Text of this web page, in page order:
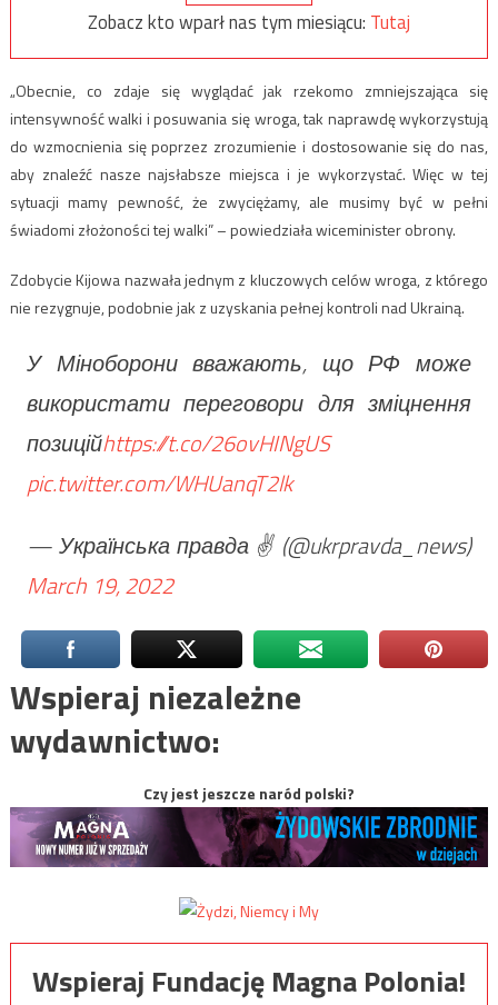
Zobacz kto wparł nas tym miesiącu: Tutaj
„Obecnie, co zdaje się wyglądać jak rzekomo zmniejszająca się
intensywność walki i posuwania się wroga, tak naprawdę wykorzystują
do wzmocnienia się poprzez zrozumienie i dostosowanie się do nas,
aby znaleźć nasze najsłabsze miejsca i je wykorzystać. Więc w tej
sytuacji mamy pewność, że zwyciężamy, ale musimy być w pełni
świadomi złożoności tej walki” – powiedziała wiceminister obrony.
Zdobycie Kijowa nazwała jednym z kluczowych celów wroga, z którego
nie rezygnuje, podobnie jak z uzyskania pełnej kontroli nad Ukrainą.
У Міноборони вважають, що РФ може
використати переговори для зміцнення
позиційhttps://t.co/26ovHINgUS
pic.twitter.com/WHUanqT2lk
— Українська правда ✌️ (@ukrpravda_news)
March 19, 2022
Wspieraj niezależne
wydawnictwo:
Czy jest jeszcze naród polski?
Wspieraj Fundację Magna Polonia!